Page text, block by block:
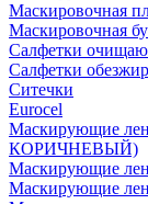
Маскировочная
Маскировочная
Салфетки
Салфетки
Ситечки
Euroсel
Маскирующие
КОРИЧНЕВЫЙ)
Маскирующие
Маскирующие